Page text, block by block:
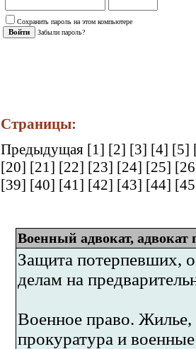
Сохранить пароль на этом компьютере
Забыли пароль?
Страницы:
Предыдущая [1] [2] [3] [4] [5]
[20] [21] [22] [23] [24] [25]
[39] [40] [41] [42] [43] [44]
Военный адвокат, адвокат
Защита потерпевших,
делам на
Военное право. Жилье,
прокуратура и